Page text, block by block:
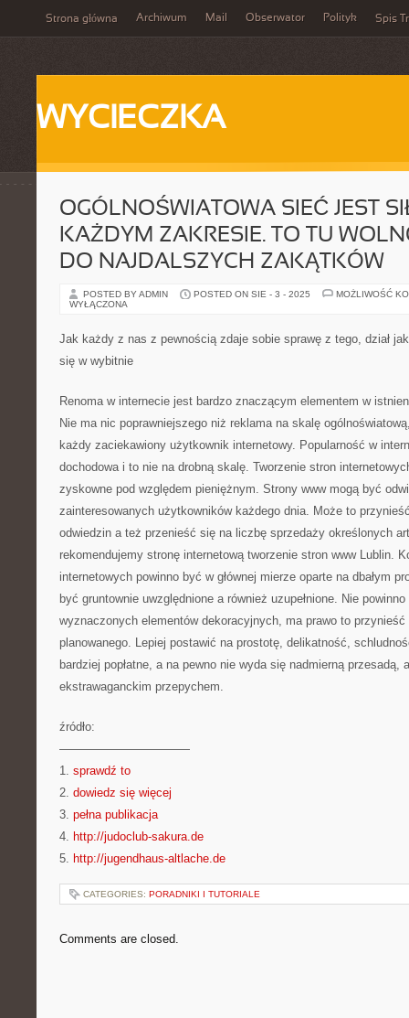
Strona główna Archiwum Mail Obserwator Polityk Spis
WYCIECZKA
OGÓLNOŚWIATOWA SIEĆ JEST
KAŻDYM ZAKRESIE. TO TU
DO NAJDALSZYCH ZAKĄTKÓW
POSTED BY ADMIN POSTED ON SIE - 3 - 2025
MOŻLIWOŚĆ
WYŁĄCZONA
Jak każdy z nas z pewnością zdaje sobie sprawę z tego, dział
się w wybitnie
Renoma w internecie jest bardzo znaczącym elementem w
Nie ma nic poprawniejszego niż reklama na skalę
każdy zaciekawiony użytkownik internetowy. Popularność w
dochodowa i to nie na drobną skalę. Tworzenie stron
zyskowne pod względem pieniężnym. Strony www mogą być
zainteresowanych użytkowników każdego dnia. Może to
odwiedzin a też przenieść się na liczbę sprzedaży określonych
rekomendujemy stronę internetową tworzenie stron www Lublin.
internetowych powinno być w głównej mierze oparte na dbałym
być gruntownie uwzględnione a również uzupełnione. Nie
wyznaczonych elementów dekoracyjnych, ma prawo to
planowanego. Lepiej postawić na prostotę, delikatność,
bardziej popłatne, a na pewno nie wyda się nadmierną przesadą,
ekstrawaganckim przepychem.
źródło:
———————————
1. sprawdź to
2. dowiedz się więcej
3. pełna publikacja
4. http://judoclub-sakura.de
5. http://jugendhaus-altlache.de
CATEGORIES: PORADNIKI I TUTORIALE
Comments are closed.